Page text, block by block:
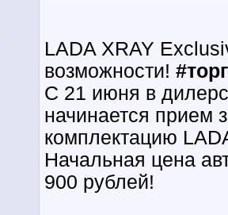
LADA XRAY
возможности!
С 21 июня в
начинается прием
комплектацию
Начальная цена
900 рублей!